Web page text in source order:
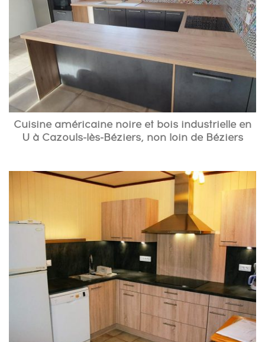
Cuisine américaine noire et bois industrielle en
U à Cazouls-lès-Béziers, non loin de Béziers